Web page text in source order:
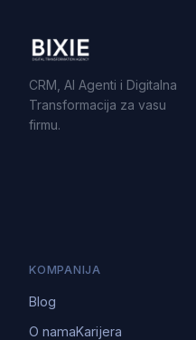
CRM, AI Agenti i Digitalna
Transformacija za vasu
firmu.
KOMPANIJA
Blog
O namaKarijera